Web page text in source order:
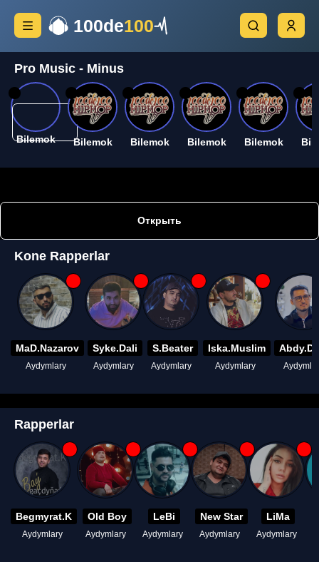
100de100
Pro Music - Minus
Bilemok Bilemok Bilemok Bilemok Bilemok
Открыть
Kone Rapperlar
MaD.Nazarov
Aydymlary
Syke.Dali
Aydymlary
S.Beater
Aydymlary
Iska.Muslim
Aydymlary
Rapperlar
Begmyrat.K
Aydymlary
Old Boy
Aydymlary
LeBi
Aydymlary
New Star
Aydymlary
LiMa
Aydymlary